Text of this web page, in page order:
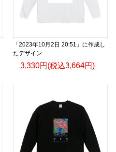
「2023年10月2日 20:51」に作成し
たデザイン
3,330円(税込3,664円)